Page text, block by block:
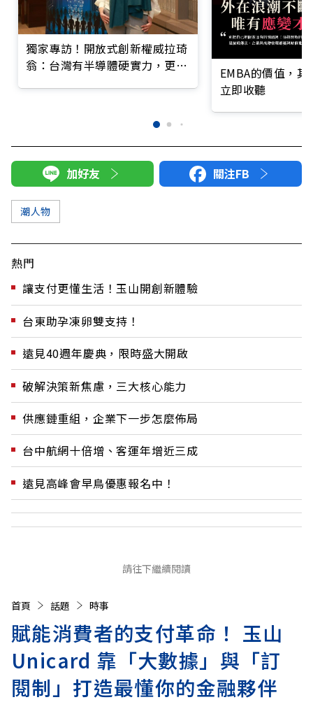
獨家專訪！開放式創新權威拉琦
翁：台灣有半導體硬實力，更有
EMBA的價值，
立即收聽
加好友 關注FB
潮人物
熱門
讓支付更懂生活！玉山開創新體驗
台東助孕凍卵雙支持！
遠見40週年慶典，限時盛大開啟
破解決策新焦慮，三大核心能力
供應鏈重組，企業下一步怎麼佈局
台中航網十倍增、客運年增近三成
遠見高峰會早鳥優惠報名中！
請往下繼續閱讀
首頁 話題 時事
賦能消費者的支付革命！ 玉山
Unicard 靠「大數據」與「訂
閱制」打造最懂你的金融夥伴